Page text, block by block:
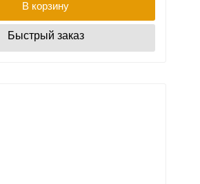
В корзину
Быстрый заказ